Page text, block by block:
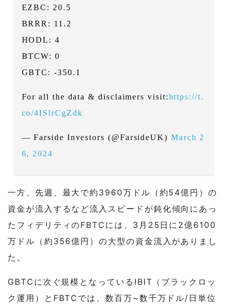
EZBC: 20.5
BRRR: 11.2
HODL: 4
BTCW: 0
GBTC: -350.1
For all the data & disclaimers visit:https://t.
co/4ISlrCgZdk
— Farside Investors (@FarsideUK) March 2
6, 2024
一方、先週、最大で約3960万ドル（約54億円）の
資金が流入するなど流入スピードが鈍化傾向にあっ
たフィデリティのFBTCには、3月25日に2億6100
万ドル（約356億円）の大型の資金流入がありまし
た。
GBTCに次ぐ規模となっているIBIT（ブラックロッ
ク運用）とFBTCでは、数百万~数千万ドル/日単位